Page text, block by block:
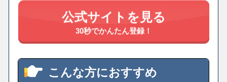
公式サイトを見る
30秒でかんたん登録！
こんな方におすすめ